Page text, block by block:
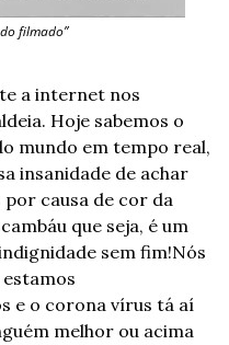
filmado”
a internet nos
Hoje sabemos o
mundo em tempo real,
insanidade de achar
causa de cor da
que seja, é um
sem fim!Nós
e o corona vírus tá aí
melhor ou acima